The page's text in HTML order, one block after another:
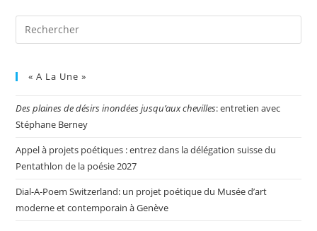
« A La Une »
Des plaines de désirs inondées jusqu’aux chevilles: entretien avec
Stéphane Berney
Appel à projets poétiques : entrez dans la délégation suisse du
Pentathlon de la poésie 2027
Dial-A-Poem Switzerland: un projet poétique du Musée d’art
moderne et contemporain à Genève